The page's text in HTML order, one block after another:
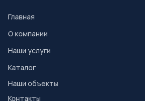
Главная
О компании
Наши услуги
Каталог
Наши объекты
Контакты